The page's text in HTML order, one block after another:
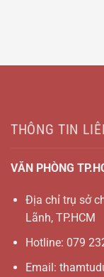
THÔNG TIN
VĂN PHÒNG
Địa chỉ trụ sở
Lãnh, TP.HCM
Hotline: 079
Email: